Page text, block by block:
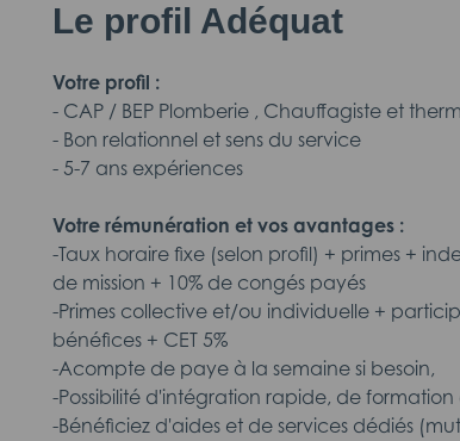
Le profil Adéquat
Votre profil :
- CAP / BEP Plomberie , Chauffagiste et
- Bon relationnel et sens du service
- 5-7 ans expériences
Votre rémunération et vos avantages :
-Taux horaire fixe (selon profil) + primes +
de mission + 10% de congés payés
-Primes collective et/ou individuelle +
bénéfices + CET 5%
-Acompte de paye à la semaine si besoin,
-Possibilité d'intégration rapide, de
-Bénéficiez d'aides et de services dédiés